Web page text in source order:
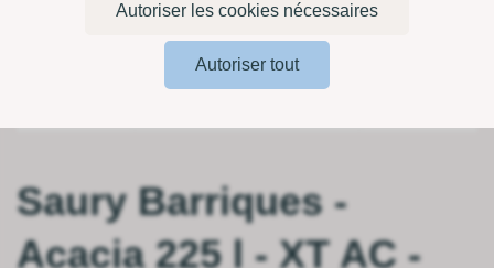
Saury Barriques -
Acacia 225 l - XT AC -
Autoriser les cookies nécessaires
Autoriser tout